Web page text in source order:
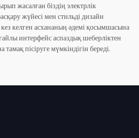
жасалған біздің электрлік
жүйесі мен стильді дизайн
кез келген асхананың әдемі қосымшасына
интерфейс аспаздық шеберліктен
тамақ пісіруге мүмкіндігін береді.